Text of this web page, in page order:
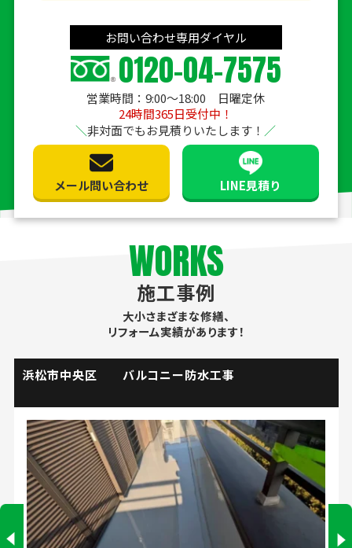
お問い合わせ専用ダイヤル
0120-04-7575
営業時間：9:00〜18:00 日曜定休
24時間365日受付中！
非対面でもお見積りいたします！
メール問い合わせ LINE見積り
WORKS
施工事例
大小さまざまな修繕、
リフォーム実績があります！
掛川市 流し台水栓取替工事